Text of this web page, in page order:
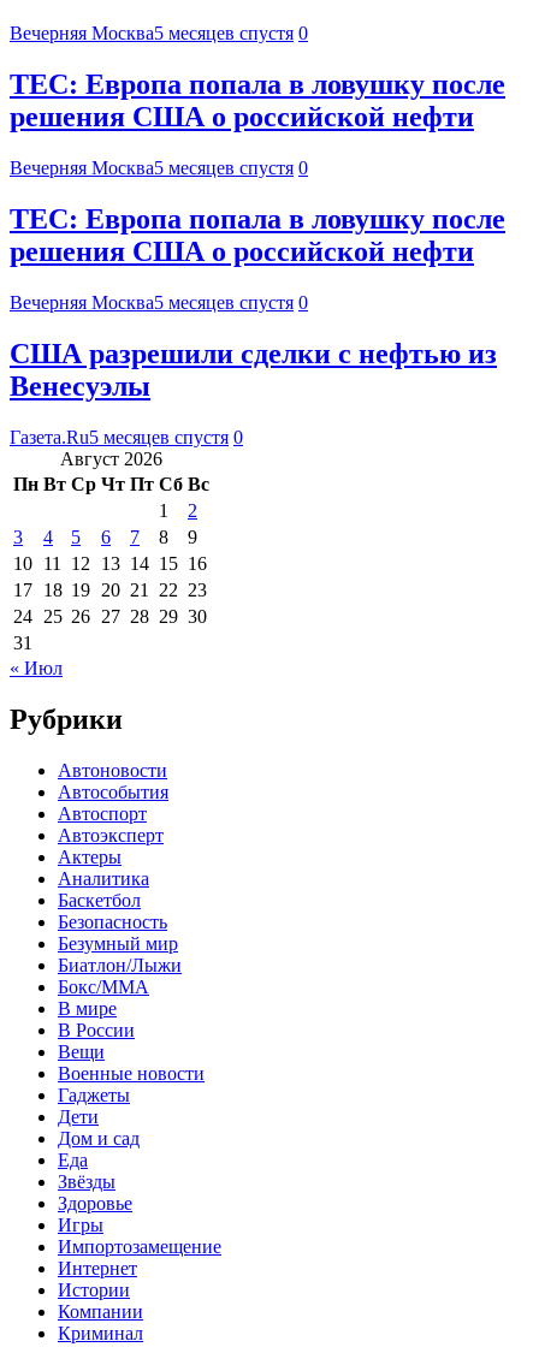
Вечерняя Москва5 месяцев спустя 0
TEC: Европа попала в ловушку после
решения США о российской нефти
Вечерняя Москва5 месяцев спустя 0
TEC: Европа попала в ловушку после
решения США о российской нефти
Вечерняя Москва5 месяцев спустя 0
США разрешили сделки с нефтью из
Венесуэлы
Газета.Ru5 месяцев спустя 0
Август 2026
Пн Вт Ср Чт Пт Сб Вс
1
2
3
4 5 6 7 8
9
10 11 12 13 14 15 16
17 18 19 20 21 22 23
24 25 26 27 28 29 30
31
« Июл
Рубрики
Автоновости
Автособытия
Автоспорт
Автоэксперт
Актеры
Аналитика
Баскетбол
Безопасность
Безумный мир
Биатлон/Лыжи
Бокс/MMA
В мире
В России
Вещи
Военные новости
Гаджеты
Дети
Дом и сад
Еда
Звёзды
Здоровье
Игры
Импортозамещение
Интернет
Истории
Компании
Криминал